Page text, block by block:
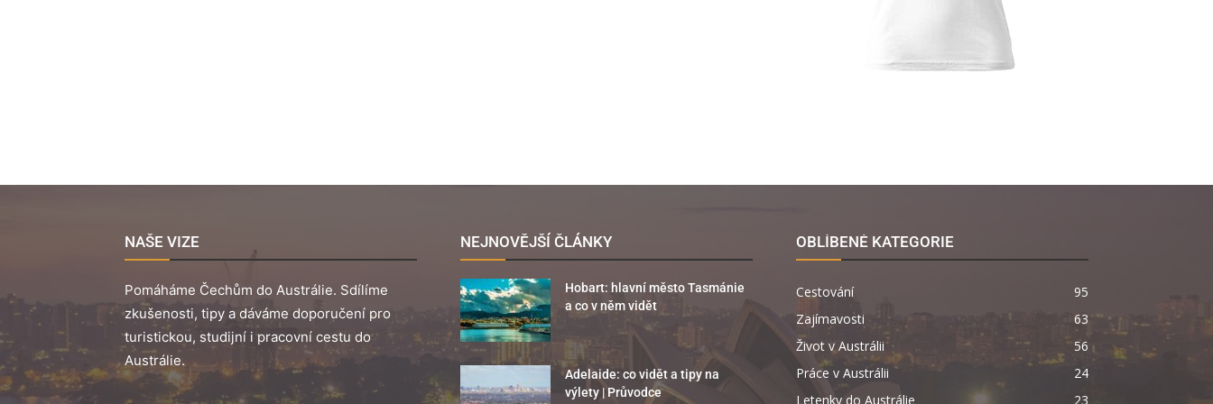
NAŠE VIZE
Pomáháme Čechům do Austrálie. Sdílíme
zkušenosti, tipy a dáváme doporučení pro
turistickou, studijní i pracovní cestu do
Austrálie.
NEJNOVĚJŠÍ ČLÁNKY
Hobart: hlavní město Tasmánie
a co v něm vidět
Adelaide: co vidět a tipy na
výlety | Průvodce
OBLÍBENÉ KATEGORIE
Cestování
95
Zajímavosti
63
Život v Austrálii
56
Práce v Austrálii
24
Letenky do Austrálie
23